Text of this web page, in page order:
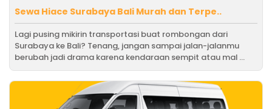
Sewa Hiace Surabaya Bali Murah dan Terpe..
Lagi pusing mikirin transportasi buat rombongan dari
Surabaya ke Bali? Tenang, jangan sampai jalan-jalanmu
berubah jadi drama karena kendaraan sempit atau mal ...